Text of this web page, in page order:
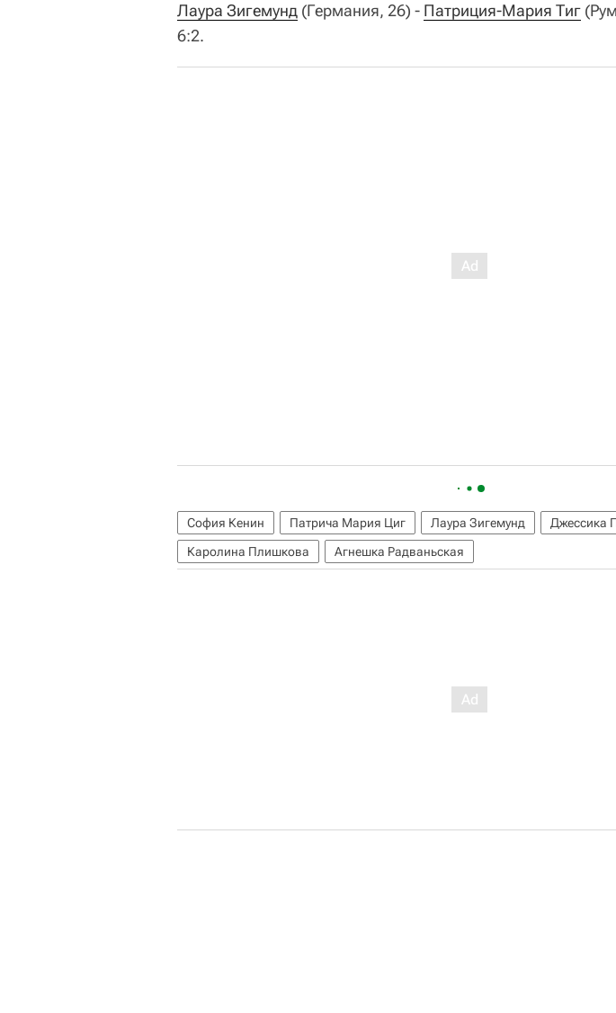
Лаура Зигемунд (Германия, 26) - Патриция-Мария Тиг
6:2.
София Кенин Патрича Мария Циг Лаура Зигемунд
Джессика
Каролина Плишкова
Агнешка Радваньская